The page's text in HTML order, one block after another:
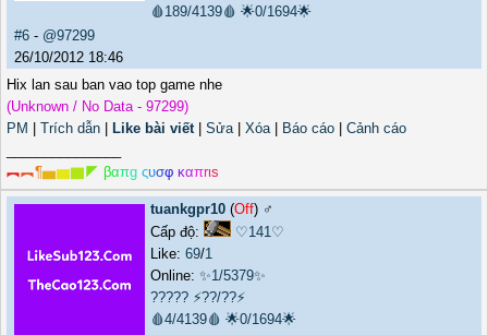
🩸189/4139🩸 🌟0/1694🌟
#6 - @97299
26/10/2012 18:46
Hix lan sau ban vao top game nhe
(Unknown / No Data - 97299)
PM
Trích dẫn Like bài viết| Sửa| Xóa| Báo cáo
Cảnh cáo
︻︻¶▅▆▇◤ βαπg ςυσφ καπrιs
tuankgpr10 (Off) ♂️
Cấp độ:
♡141♡
Like: 69/1
Online: ✨1/5379✨
????? ⚡??/??⚡
🩸4/4139🩸 🌟0/1694🌟